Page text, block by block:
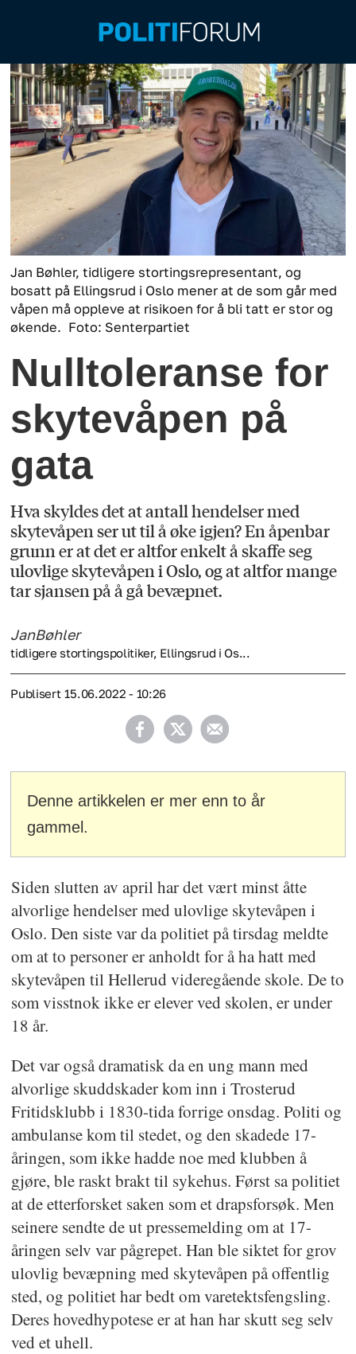
Jan Bøhler, tidligere stortingsrepresentant, og
bosatt på Ellingsrud i Oslo mener at de som går med
våpen må oppleve at risikoen for å bli tatt er stor og
økende. Foto: Senterpartiet
Nulltoleranse for
skytevåpen på
gata
Hva skyldes det at antall hendelser med
skytevåpen ser ut til å øke igjen? En åpenbar
grunn er at det er altfor enkelt å skaffe seg
ulovlige skytevåpen i Oslo, og at altfor mange
tar sjansen på å gå bevæpnet.
JanBøhler
tidligere stortingspolitiker, Ellingsrud i Os...
Publisert 15.06.2022 - 10:26
Denne artikkelen er mer enn to år
gammel.
Siden slutten av april har det vært minst åtte
alvorlige hendelser med ulovlige skytevåpen i
Oslo. Den siste var da politiet på tirsdag meldte
om at to personer er anholdt for å ha hatt med
skytevåpen til Hellerud videregående skole. De to
som visstnok ikke er elever ved skolen, er under
18 år.
Det var også dramatisk da en ung mann med
alvorlige skuddskader kom inn i Trosterud
Fritidsklubb i 1830-tida forrige onsdag. Politi og
ambulanse kom til stedet, og den skadede 17-
åringen, som ikke hadde noe med klubben å
gjøre, ble raskt brakt til sykehus. Først sa politiet
at de etterforsket saken som et drapsforsøk. Men
seinere sendte de ut pressemelding om at 17-
åringen selv var pågrepet. Han ble siktet for grov
ulovlig bevæpning med skytevåpen på offentlig
sted, og politiet har bedt om varetektsfengsling.
Deres hovedhypotese er at han har skutt seg selv
ved et uhell.